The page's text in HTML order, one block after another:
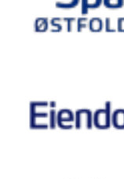
World Cup 2015
HA-karusellen
Høiåssuget